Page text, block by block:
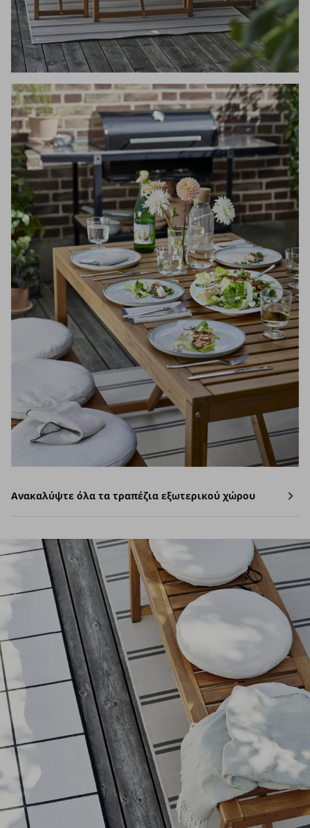
Ανακαλύψτε όλα τα τραπέζια εξωτερικού χώρου